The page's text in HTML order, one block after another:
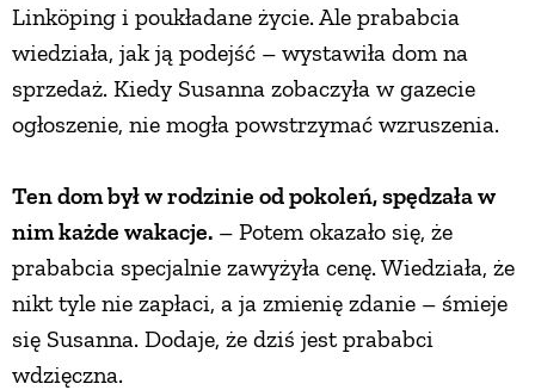
Linköping i poukładane życie. Ale prababcia
wiedziała, jak ją podejść – wystawiła dom na
sprzedaż. Kiedy Susanna zobaczyła w gazecie
ogłoszenie, nie mogła powstrzymać wzruszenia.
Ten dom był w rodzinie od pokoleń, spędzała w
nim każde wakacje. – Potem okazało się, że
prababcia specjalnie zawyżyła cenę. Wiedziała, że
nikt tyle nie zapłaci, a ja zmienię zdanie – śmieje
się Susanna. Dodaje, że dziś jest prababci
wdzięczna.